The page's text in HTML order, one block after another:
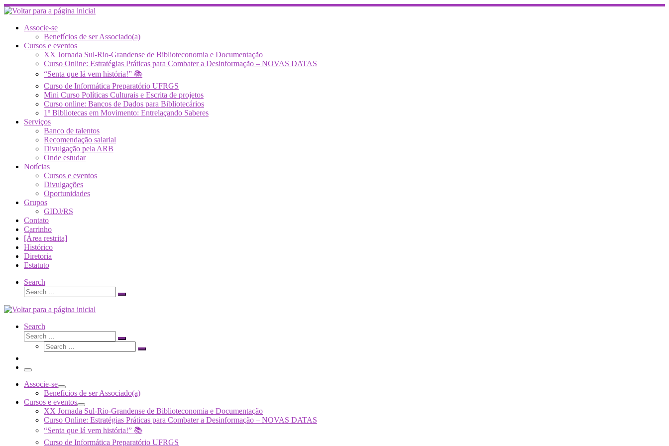
Skip
to
contentAssocie-se
Benefícios de ser Associado(a)
Cursos e eventos
XX Jornada Sul-Rio-Grandense de Biblioteconomia e Documentação
Curso Online: Estratégias Práticas para Combater a Desinformação – NOVAS DATAS
“Senta que lá vem história!” 📚
Curso de Informática Preparatório UFRGS
Mini Curso Políticas Culturais e Escrita de projetos
Curso online: Bancos de Dados para Bibliotecários
1º Bibliotecas em Movimento: Entrelaçando Saberes
Serviços
Banco de talentos
Recomendação salarial
Divulgação pela ARB
Onde estudar
Notícias
Cursos e eventos
Divulgações
Oportunidades
Grupos
GIDJ/RS
Contato
Carrinho
[Área restrita]
Histórico
Diretoria
Estatuto
Search
Search
Search
Search
Search
Search
Search
Search
Menu
Associe-se
Benefícios de ser Associado(a)
Cursos e eventos
XX Jornada Sul-Rio-Grandense de Biblioteconomia e Documentação
Curso Online: Estratégias Práticas para Combater a Desinformação – NOVAS DATAS
“Senta que lá vem história!” 📚
Curso de Informática Preparatório UFRGS